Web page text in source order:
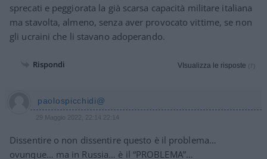
sprecati e peggiorata la già scarsa capacità militare italiana
ma stavolta, almeno, senza aver provocato vittime, se non
gli ucraini che li stavano adoperando.
Rispondi VIsualizza le risposte (7)
paolospicchidi@
29 Maggio 2022, 22:14 22:14
Dissentire o non dissentire questo è il problema…
ovunque… ma in Russia… è il “PROBLEMA”…